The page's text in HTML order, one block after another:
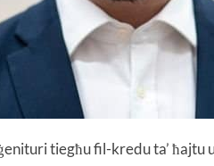
tiegħu fil-kredu ta’ ħajtu